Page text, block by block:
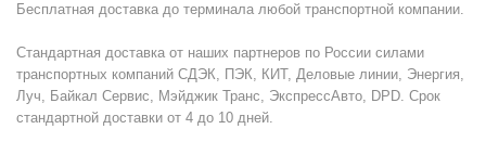
Бесплатная доставка до терминала любой транспортной компании.
Стандартная доставка от наших партнеров по России силами
транспортных компаний СДЭК, ПЭК, КИТ, Деловые линии, Энергия,
Луч, Байкал Сервис, Мэйджик Транс, ЭкспрессАвто, DPD. Срок
стандартной доставки от 4 до 10 дней.